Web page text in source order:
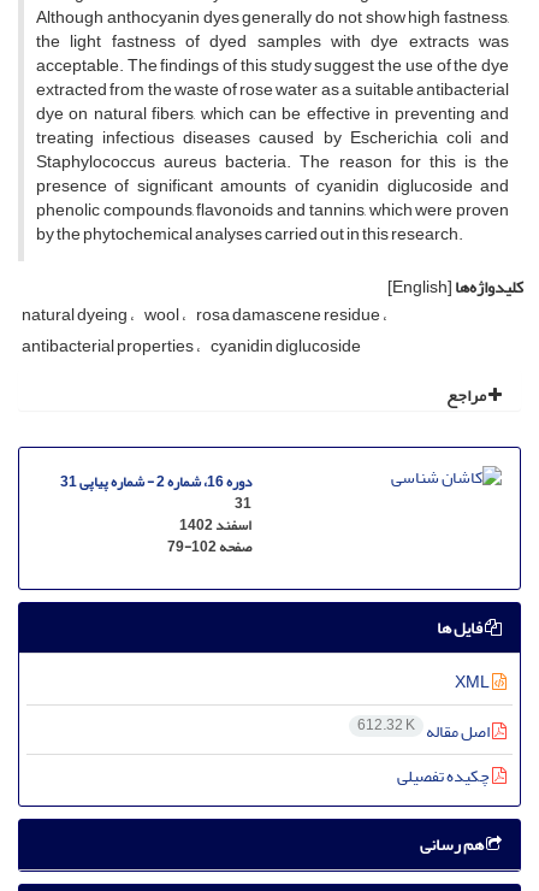
Although anthocyanin dyes generally do not show high fastness,
the light fastness of dyed samples with dye extracts was
acceptable. The findings of this study suggest the use of the dye
extracted from the waste of rose water as a suitable antibacterial
dye on natural fibers, which can be effective in preventing and
treating infectious diseases caused by Escherichia coli and
Staphylococcus aureus bacteria. The reason for this is the
presence of significant amounts of cyanidin diglucoside and
phenolic compounds, flavonoids and tannins, which were proven
by the phytochemical analyses carried out in this research.
کلیدواژه‌ها[English]
natural dyeing wool rosa damascene residue
antibacterial properties cyanidin diglucoside
مراجع
دوره 16، شماره 2 - شماره پیاپی 31
31
اسفند 1402
صفحه79-102
فایل ها
اصل مقاله 612.32 K
چکیده تفصیلی
هم رسانی